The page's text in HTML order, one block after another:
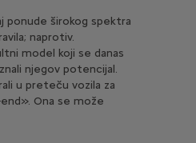
ponude širokog spektra
naprotiv.
model koji se danas
njegov potencijal.
u preteču vozila za
Ona se može